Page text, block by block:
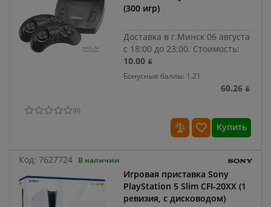
(300 игр)
Доставка в г.Минск 06 августа
с 18:00 до 23:00. Стоимость:
10.00 ƃ
Бонусные баллы: 1.21
60.26 ƃ
(0)
Купить
Код: 7627724 В наличии
Игровая приставка Sony
PlayStation 5 Slim CFI-20XX (1
ревизия, с дисководом)